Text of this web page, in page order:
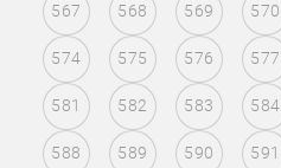
567 568 569 570
574 575 576 577
581 582 583 584
588 589 590 591